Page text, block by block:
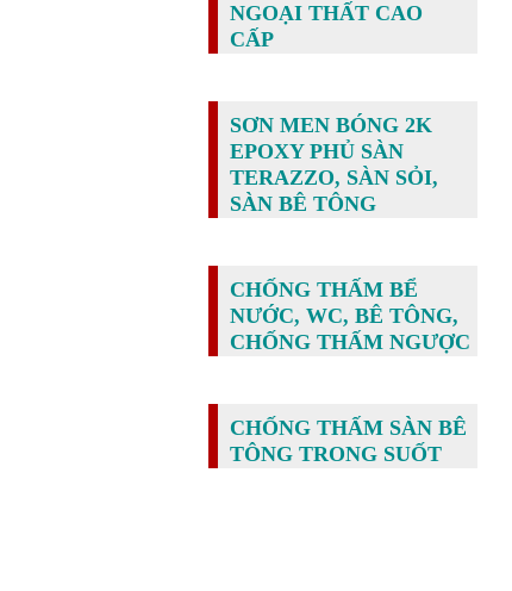
NGOẠI THẤT CAO
CẤP
SƠN MEN BÓNG 2K
EPOXY PHỦ SÀN
TERAZZO, SÀN SỎI,
SÀN BÊ TÔNG
CHỐNG THẤM BỂ
NƯỚC, WC, BÊ TÔNG,
CHỐNG THẤM NGƯỢC
CHỐNG THẤM SÀN BÊ
TÔNG TRONG SUỐT